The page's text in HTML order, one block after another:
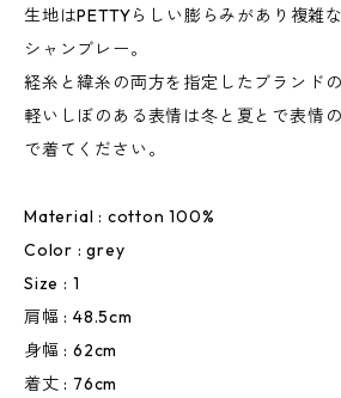
生地はPETTYらしい膨らみがあり複雑
シャンブレー。
経糸と緯糸の両方を指定したブランド
軽いしぼのある表情は冬と夏とで表情
で着てください。
Material : cotton 100%
Color : grey
Size : 1
肩幅 : 48.5cm
身幅 : 62cm
着丈 : 76cm